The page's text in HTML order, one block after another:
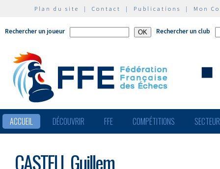
Plan du site | Contact | Publications | Mon
Rechercher un joueur Rechercher un club
ACCUEIL DÉCOUVRIR FFE COMPÉTITIONS
CASTELL Guillem